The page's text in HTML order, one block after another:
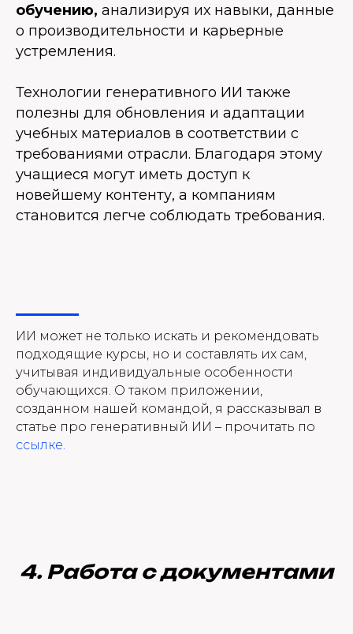
обучению, анализируя их навыки, данные
о производительности и карьерные
устремления.
Технологии генеративного ИИ также
полезны для обновления и адаптации
учебных материалов в соответствии с
требованиями отрасли. Благодаря этому
учащиеся могут иметь доступ к
новейшему контенту, а компаниям
становится легче соблюдать требования.
ИИ может не только искать и рекомендовать
подходящие курсы, но и составлять их сам,
учитывая индивидуальные особенности
обучающихся. О таком приложении,
созданном нашей командой, я рассказывал в
статье про генеративный ИИ – прочитать по
ссылке.
4. Работа с документами